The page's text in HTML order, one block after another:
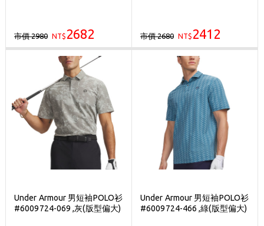
市價 2980 NT$ 2682 市價 2680 NT$ 2412
Under Armour 男短袖POLO衫
#6009724-069 ,灰(版型偏大)
Under Armour 男短袖POLO衫
#6009724-466 ,綠(版型偏大)